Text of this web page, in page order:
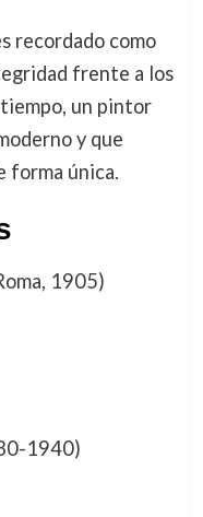
recordado como
frente a los
un pintor
y que
forma única.
1905)
1940)